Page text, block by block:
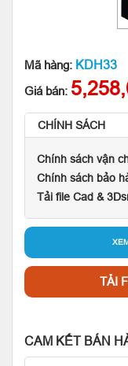
Mã hàng: KDH33
Giá bán:
CHÍNH SÁCH
Chính sách vận
Chính sách bảo
Tải file Cad &
TẢI
CAM KẾT BÁN